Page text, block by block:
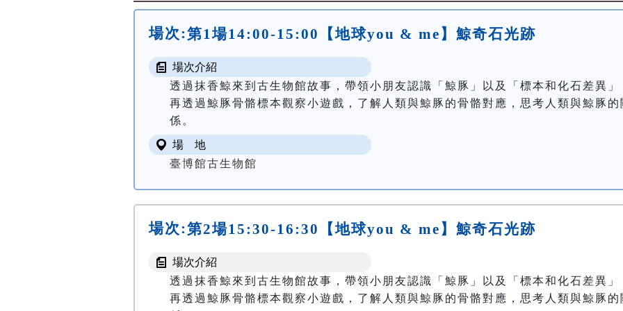
場次:第1場14:00-15:00【地球you & me】鯨奇石光跡
場次介紹
透過抹香鯨來到古生物館故事，帶領小朋友認識「鯨豚」以及「標本和化石差異」
再透過鯨豚骨骼標本觀察小遊戲，了解人類與鯨豚的骨骼對應，思考人類與鯨豚的
場 地
臺博館古生物館
場次:第2場15:30-16:30【地球you & me】鯨奇石光跡
場次介紹
透過抹香鯨來到古生物館故事，帶領小朋友認識「鯨豚」以及「標本和化石差異」
再透過鯨豚骨骼標本觀察小遊戲，了解人類與鯨豚的骨骼對應，思考人類與鯨豚的